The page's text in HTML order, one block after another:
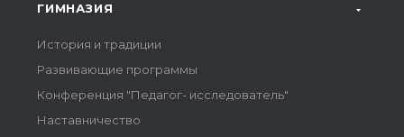
ГИМНАЗИЯ
История и традиции
Развивающие программы
Конференция "Педагог- исследователь"
Наставничество